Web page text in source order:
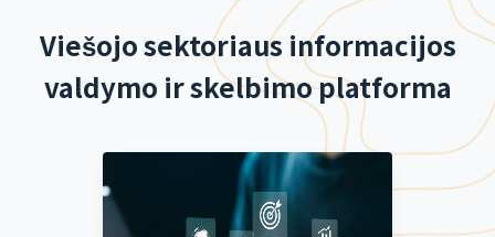
Viešojo sektoriaus informacijos
valdymo ir skelbimo platforma